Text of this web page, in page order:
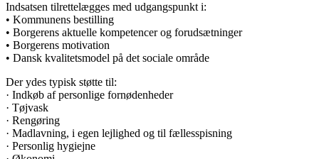
Indsatsen tilrettelægges med udgangspunkt i:
• Kommunens bestilling
• Borgerens aktuelle kompetencer og forudsætninger
• Borgerens motivation
• Dansk kvalitetsmodel på det sociale område
Der ydes typisk støtte til:
· Indkøb af personlige fornødenheder
· Tøjvask
· Rengøring
· Madlavning, i egen lejlighed og til fællesspisning
· Personlig hygiejne